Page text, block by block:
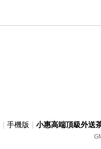
| 手機版 | 小惠高端頂級外送